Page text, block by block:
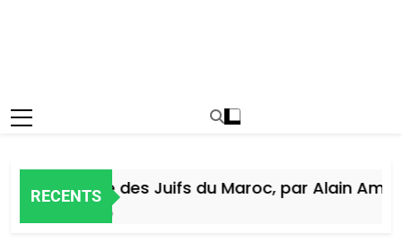
RECENTS
Histoire des Juifs du Maroc, par Alain Amiel